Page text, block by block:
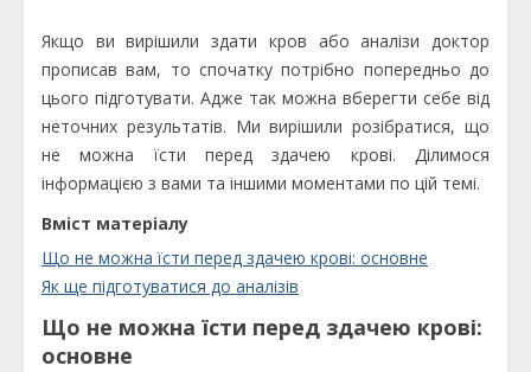
Якщо ви вирішили здати кров або аналізи доктор
прописав вам, то спочатку потрібно попередньо до
цього підготувати. Адже так можна вберегти себе від
неточних результатів. Ми вирішили розібратися, що
не можна їсти перед здачею крові. Ділимося
інформацією з вами та іншими моментами по цій темі.
Вміст матеріалу
Що не можна їсти перед здачею крові: основне
Як ще підготуватися до аналізів
Що не можна їсти перед здачею крові:
основне